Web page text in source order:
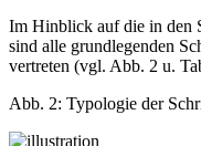
Im Hinblick auf die in den
sind alle grundlegenden
vertreten (vgl. Abb. 2 u.
Abb. 2: Typologie der